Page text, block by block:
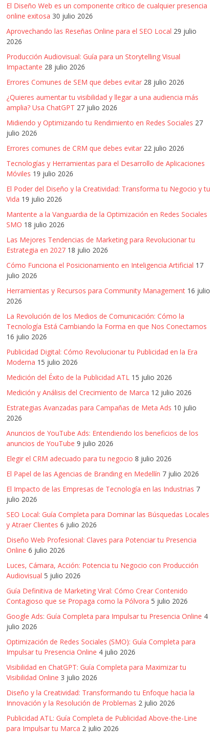
El Diseño Web es un componente crítico de cualquier presencia
online exitosa 30 julio 2026
Aprovechando las Reseñas Online para el SEO Local 29 julio
2026
Producción Audiovisual: Guía para un Storytelling Visual
Impactante 28 julio 2026
Errores Comunes de SEM que debes evitar 28 julio 2026
¿Quieres aumentar tu visibilidad y llegar a una audiencia más
amplia? Usa ChatGPT 27 julio 2026
Midiendo y Optimizando tu Rendimiento en Redes Sociales 27
julio 2026
Errores comunes de CRM que debes evitar 22 julio 2026
Tecnologías y Herramientas para el Desarrollo de Aplicaciones
Móviles 19 julio 2026
El Poder del Diseño y la Creatividad: Transforma tu Negocio y tu
Vida 19 julio 2026
Mantente a la Vanguardia de la Optimización en Redes Sociales
SMO 18 julio 2026
Las Mejores Tendencias de Marketing para Revolucionar tu
Estrategia en 2027 18 julio 2026
Cómo Funciona el Posicionamiento en Inteligencia Artificial 17
julio 2026
Herramientas y Recursos para Community Management 16 julio
2026
La Revolución de los Medios de Comunicación: Cómo la
Tecnología Está Cambiando la Forma en que Nos Conectamos
16 julio 2026
Publicidad Digital: Cómo Revolucionar tu Publicidad en la Era
Moderna 15 julio 2026
Medición del Éxito de la Publicidad ATL 15 julio 2026
Medición y Análisis del Crecimiento de Marca 12 julio 2026
Estrategias Avanzadas para Campañas de Meta Ads 10 julio
2026
Anuncios de YouTube Ads: Entendiendo los beneficios de los
anuncios de YouTube 9 julio 2026
Elegir el CRM adecuado para tu negocio 8 julio 2026
El Papel de las Agencias de Branding en Medellín 7 julio 2026
El Impacto de las Empresas de Tecnología en las Industrias 7
julio 2026
SEO Local: Guía Completa para Dominar las Búsquedas Locales
y Atraer Clientes 6 julio 2026
Diseño Web Profesional: Claves para Potenciar tu Presencia
Online 6 julio 2026
Luces, Cámara, Acción: Potencia tu Negocio con Producción
Audiovisual 5 julio 2026
Guía Definitiva de Marketing Viral: Cómo Crear Contenido
Contagioso que se Propaga como la Pólvora 5 julio 2026
Google Ads: Guía Completa para Impulsar tu Presencia Online 4
julio 2026
Optimización de Redes Sociales (SMO): Guía Completa para
Impulsar tu Presencia Online 4 julio 2026
Visibilidad en ChatGPT: Guía Completa para Maximizar tu
Visibilidad Online 3 julio 2026
Diseño y la Creatividad: Transformando tu Enfoque hacia la
Innovación y la Resolución de Problemas 2 julio 2026
Publicidad ATL: Guía Completa de Publicidad Above-the-Line
para Impulsar tu Marca 2 julio 2026